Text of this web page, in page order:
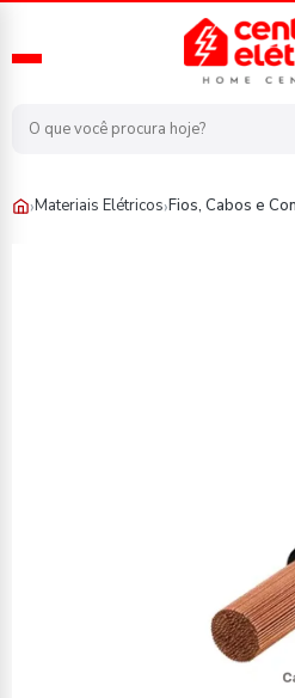
›Materiais Elétricos›Fios, Cabos e